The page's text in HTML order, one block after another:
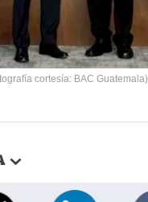
cortesía: BAC Guatemala)